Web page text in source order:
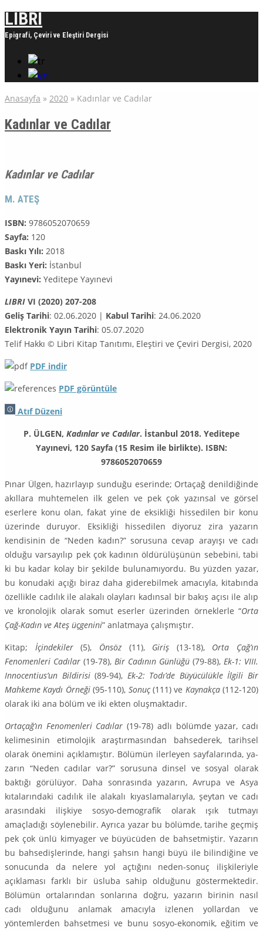
LIBRI
Epigrafi, Çeviri ve Eleştiri Dergisi
Anasayfa » 2020 » Kadınlar ve Cadılar
Kadınlar ve Cadılar
Kadınlar ve Cadılar
M. ATEŞ
ISBN: 9786052070659
Sayfa: 120
Baskı Yılı: 2018
Baskı Yeri: İstanbul
Yayınevi: Yeditepe Yayınevi
LIBRI VI (2020) 207-208
Geliş Tarihi: 02.06.2020 | Kabul Tarihi: 24.06.2020
Elektronik Yayın Tarihi: 05.07.2020
Telif Hakkı © Libri Kitap Tanıtımı, Eleştiri ve Çeviri Dergisi, 2020
PDF indir
PDF görüntüle
Atıf Düzeni
P. ÜLGEN, Kadınlar ve Cadılar. İstanbul 2018. Yeditepe
Yayınevi, 120 Sayfa (15 Resim ile birlikte). ISBN:
9786052070659
Pınar Ülgen, hazırlayıp sunduğu eserinde; Ortaçağ denildiğinde
akıllara muhtemelen ilk gelen ve pek çok yazınsal ve görsel
eserlere konu olan, fakat yine de eksikliği hissedilen bir konu
üzerinde duruyor. Eksikliği hissedilen diyoruz zira yazarın
kendisinin de “Neden kadın?” sorusuna cevap arayışı ve cadı
olduğu varsayılıp pek çok kadının öldürülüşünün sebebini, tabi
ki bu kadar kolay bir şekilde bulunamıyordu. Bu yüzden yazar,
bu konudaki açığı biraz daha giderebilmek amacıyla, ki­tabında
özellikle cadılık ile alakalı olayları kadınsal bir bakış açısı ile alıp
ve kronolojik olarak somut eserler üzerinden örneklerle “Orta
Çağ-Kadın ve Ateş üçgenini” anlatmaya çalışmıştır.
Kitap; İçindekiler(5), Önsöz(11), Giriş (13-18), Orta Çağ’ın
Fenomenleri Cadılar (19-78), Bir Cadının Günlüğü (79-88), Ek-1: VIII.
Innocentius’un Bildirisi(89-94), Ek-2: Todı’de Büyücülükle İlgili Bir
Mahkeme Kaydı Örneği(95-110), Sonuç(111) ve Kaynakça (112-120)
olarak iki ana bölüm ve iki ekten oluşmaktadır.
Ortaçağ’ın Fenomenleri Cadılar (19-78) adlı bölümde yazar, cadı
kelimesinin etimolojik araş­tırmasından bahsederek, tarihsel
olarak önemini açıklamıştır. Bölümün ilerleyen sayfalarında, ya­
zarın “Neden cadılar var?” sorusuna dinsel ve sosyal olarak
baktığı görülüyor. Daha sonrasında yazarın, Avrupa ve Asya
kıtalarındaki cadılık ile alakalı kıyaslamalarıyla, şeytan ve cadı
arasındaki ilişkiye sosyo-demografik olarak ışık tutmayı
amaçladığı söylenebilir. Ayrıca yazar bu bölümde, ta­rihe geçmiş
pek çok ünlü kimyager ve büyücüden de bahsetmiştir. Yazarın
bu bahsedişlerinde, hangi şahsın hangi büyü ile bilindiğine ve
sonucunda da nelere yol açtığını neden-sonuç ilişkileriyle
açıklaması farklı bir üsluba sahip olduğunu göstermektedir.
Bölümün ortalarından sonlarına doğru, yazarın birinin nasıl
cadı olduğunu anlamak amacıyla izlenen yollardan ve
yöntemlerden bahsetmesi ve bunu sosyo-ekonomik, eğitim ve